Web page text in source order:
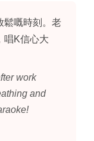
鬆嘅時刻。老
唱K信心大
work
and